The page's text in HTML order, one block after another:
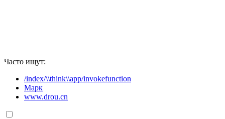
Часто ищут:
/index/\\think\\app/invokefunction
Марк
www.drou.cn